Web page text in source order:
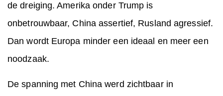
de dreiging. Amerika onder Trump is
onbetrouwbaar, China assertief, Rusland agressief.
Dan wordt Europa minder een ideaal en meer een
noodzaak.
De spanning met China werd zichtbaar in